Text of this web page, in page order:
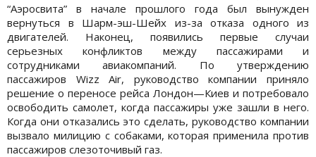
“Аэросвита” в начале прошлого года был вынужден
вернуться в Шарм-эш-Шейх из-за отказа одного из
двигателей. Наконец, появились первые случаи
серьезных конфликтов между пассажирами и
сотрудниками авиакомпаний. По утверждению
пассажиров Wizz Air, руководство компании приняло
решение о переносе рейса Лондон—Киев и потребовало
освободить самолет, когда пассажиры уже зашли в него.
Когда они отказались это сделать, руководство компании
вызвало милицию с собаками, которая применила против
пассажиров слезоточивый газ.